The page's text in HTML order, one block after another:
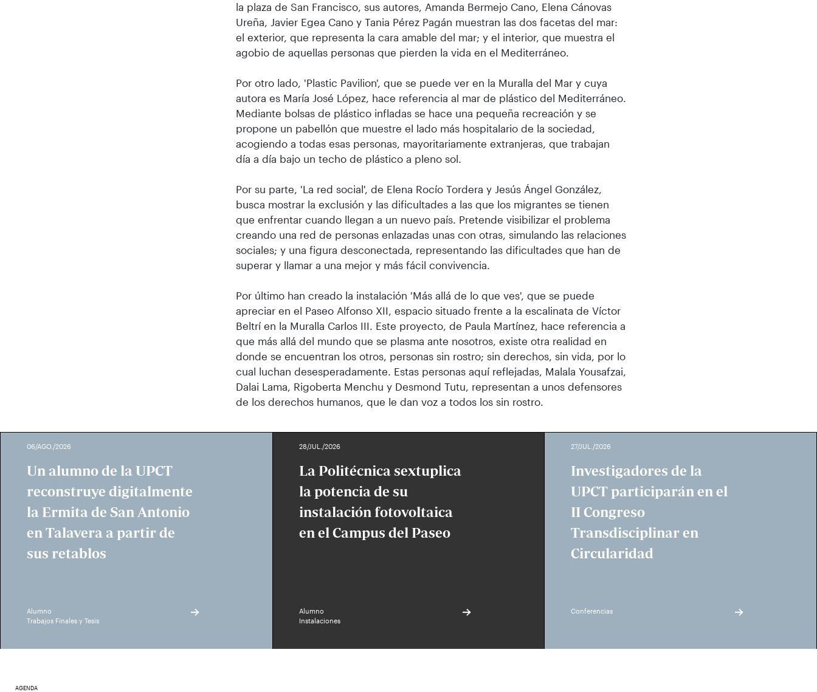
la plaza de San Francisco, sus autores, Amanda Bermejo Cano, Elena Cánovas
Ureña, Javier Egea Cano y Tania Pérez Pagán muestran las dos facetas del mar:
el exterior, que representa la cara amable del mar; y el interior, que muestra el
agobio de aquellas personas que pierden la vida en el Mediterráneo.
Por otro lado, 'Plastic Pavilion', que se puede ver en la Muralla del Mar y cuya
autora es María José López, hace referencia al mar de plástico del Mediterráneo.
Mediante bolsas de plástico infladas se hace una pequeña recreación y se
propone un pabellón que muestre el lado más hospitalario de la sociedad,
acogiendo a todas esas personas, mayoritariamente extranjeras, que trabajan
día a día bajo un techo de plástico a pleno sol.
Por su parte, 'La red social', de Elena Rocío Tordera y Jesús Ángel González,
busca mostrar la exclusión y las dificultades a las que los migrantes se tienen
que enfrentar cuando llegan a un nuevo país. Pretende visibilizar el problema
creando una red de personas enlazadas unas con otras, simulando las relaciones
sociales; y una figura desconectada, representando las dificultades que han de
superar y llamar a una mejor y más fácil convivencia.
Por último han creado la instalación 'Más allá de lo que ves', que se puede
apreciar en el Paseo Alfonso XII, espacio situado frente a la escalinata de Víctor
Beltrí en la Muralla Carlos III. Este proyecto, de Paula Martínez, hace referencia a
que más allá del mundo que se plasma ante nosotros, existe otra realidad en
donde se encuentran los otros, personas sin rostro; sin derechos, sin vida, por lo
cual luchan desesperadamente. Estas personas aquí reflejadas, Malala Yousafzai,
Dalai Lama, Rigoberta Menchu y Desmond Tutu, representan a unos defensores
de los derechos humanos, que le dan voz a todos los sin rostro.
06/AGO./2026
Un alumno de la UPCT
reconstruye digitalmente
la Ermita de San Antonio
en Talavera a partir de
sus retablos
Alumno
Trabajos Finales y Tesis
28/JUL./2026
La Politécnica sextuplica
la potencia de su
instalación fotovoltaica
en el Campus del Paseo
Alumno
Instalaciones
27/JUL./2026
Investigadores de la
UPCT participarán en el
II Congreso
Transdisciplinar en
Circularidad
Conferencias
AGENDA